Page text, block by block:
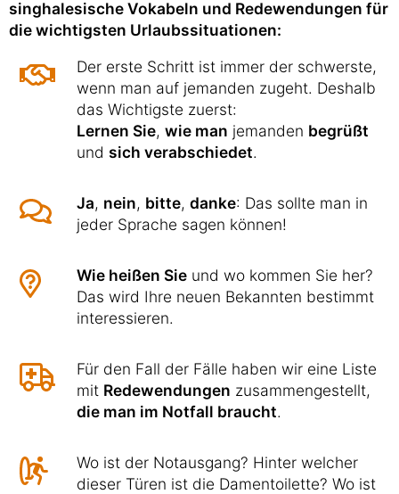
singhalesische Vokabeln und Redewendungen für
die wichtigsten Urlaubssituationen:
Der erste Schritt ist immer der schwerste,
wenn man auf jemanden zugeht. Deshalb
das Wichtigste zuerst:
Lernen Sie, wie man jemanden begrüßt
und sich verabschiedet.
Ja, nein, bitte, danke: Das sollte man in
jeder Sprache sagen können!
Wie heißen Sie und wo kommen Sie her?
Das wird Ihre neuen Bekannten bestimmt
interessieren.
Für den Fall der Fälle haben wir eine Liste
mit Redewendungen zusammengestellt,
die man im Notfall braucht.
Wo ist der Notausgang? Hinter welcher
dieser Türen ist die Damentoilette? Wo ist